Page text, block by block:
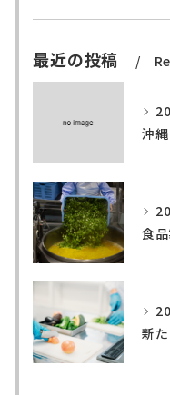
最近の投稿
沖
食